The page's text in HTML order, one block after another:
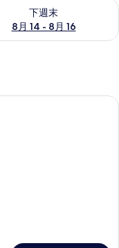
下週末
8月 14 - 8月 16
末 (8月 14 - 8月 16)